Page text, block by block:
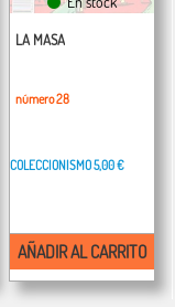
LA MASA
número 28
COLECCIONISMO5,00 €
AÑADIR AL CARRITO